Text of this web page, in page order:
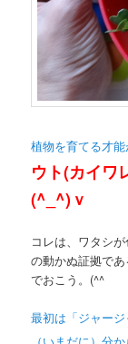
植物を育てる才
ウト(カイワ
(^_^)ｖ
コレは、ワタシ
の動かぬ証拠で
でおこう。(^^ゞ
最初は「ジャー